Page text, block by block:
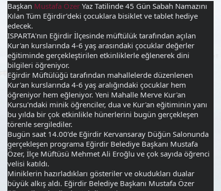
Başkan Mustafa Özer Yaz Tatilinde 45 Gün Sabah Namazını
Kılan Tüm Eğirdir’deki çocuklara bisiklet ve tablet hediye
edecek.
ISPARTA'nın Eğirdir İlçesinde müftülük tarafından açılan
Kur'an kurslarında 4-6 yaş arasındaki çocuklar değerler
eğitiminde gerçekleştirilen etkinliklerle eğlenerek dini
bilgileri öğreniyor.
Eğirdir Müftülüğü tarafından mahallelerde düzenlenen
Kur'an kurslarında 4-6 yaş aralığındaki çocuklar hem
öğreniyor hem eğleniyor. Yeni Mahalle Merve Kur'an
Kursu'ndaki minik öğrenciler, dua ve Kur'an eğitiminin yanı
bu yılda bir çok etkinlikle hünerlerini bugün gerçekleşen
törenle sergilediler.
Bugün saat 14.00’de Eğirdir Kervansaray Düğün Salonunda
gerçekleşen programa Eğirdir Belediye Başkanı Mustafa
Özer, İlçe Müftüsü Mehmet Ali Eroğlu ve çok sayıda öğrenci
velisi katıldı.
Miniklerin hazırladıkları gösteriler ve okudukları dualar
büyük alkış aldı. Eğirdir Belediye Başkanı Mustafa Özer